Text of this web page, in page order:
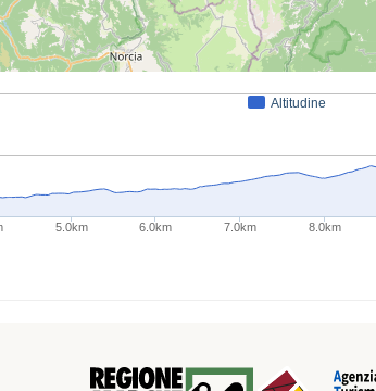
Altitudine
5.0km 6.0km 7.0km 8.0km